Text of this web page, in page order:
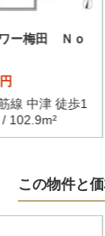
ー梅田 Ｎｏ
線 中津 徒歩1
102.9m²
この物件と